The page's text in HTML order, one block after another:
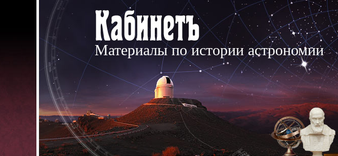
Материалы по истории астрономии